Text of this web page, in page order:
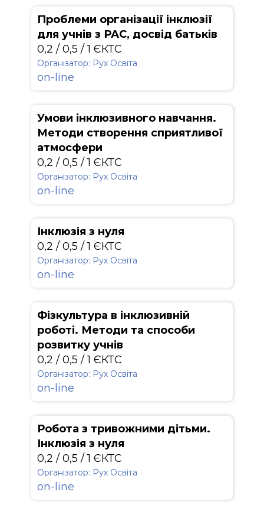
Проблеми організації інклюзії
для учнів з РАС, досвід батьків
0,2 / 0,5 / 1 ЄКТС
Організатор: Рух Освіта
on-line
Умови інклюзивного навчання.
Методи створення сприятливої
атмосфери
0,2 / 0,5 / 1 ЄКТС
Організатор: Рух Освіта
on-line
Інклюзія з нуля
0,2 / 0,5 / 1 ЄКТС
Організатор: Рух Освіта
on-line
Фізкультура в інклюзивній
роботі. Методи та способи
розвитку учнів
0,2 / 0,5 / 1 ЄКТС
Організатор: Рух Освіта
on-line
Робота з тривожними дітьми.
Інклюзія з нуля
0,2 / 0,5 / 1 ЄКТС
Організатор: Рух Освіта
on-line